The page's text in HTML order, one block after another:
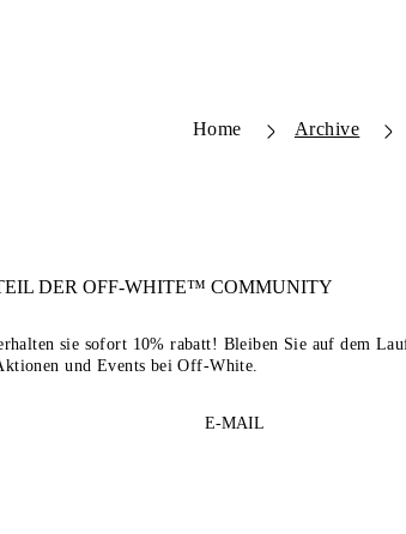
Home Archive
DEROFF-WHITE™ COMMUNITY
sie sofort 10% rabatt! Bleiben Sie auf dem
und Events bei Off-White.
E-MAIL